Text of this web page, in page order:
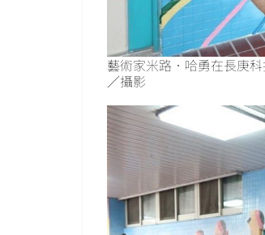
藝術家米路．哈勇在長庚
／攝影